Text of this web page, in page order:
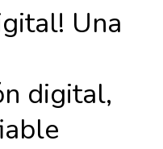
Una
digital,